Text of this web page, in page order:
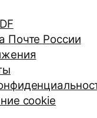
Почте России
cookie